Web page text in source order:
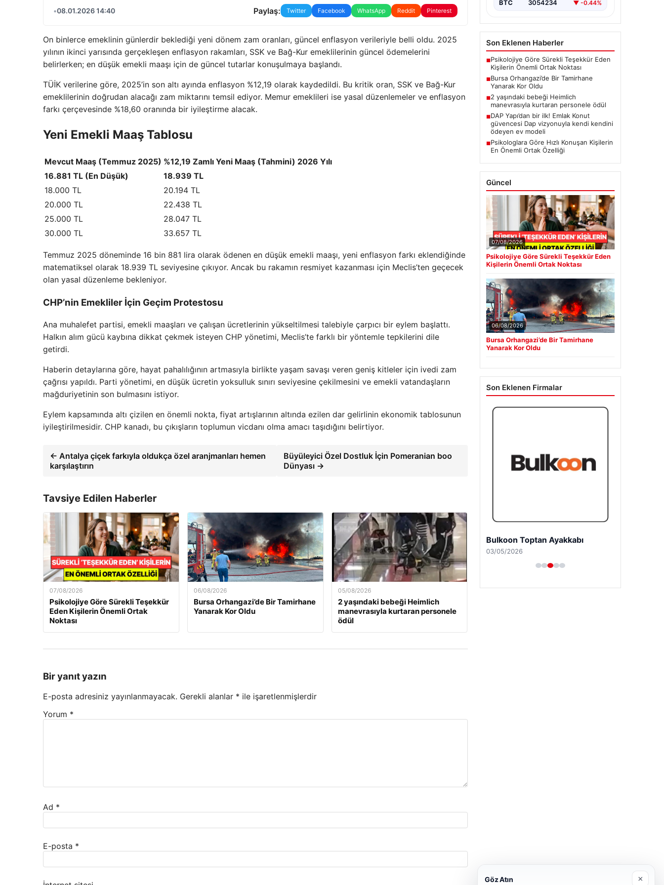
•08.01.2026 14:40 Paylaş: Twitter Facebook WhatsApp Reddit Pinterest
On binlerce emeklinin günlerdir beklediği yeni dönem zam oranları, güncel enflasyon verileriyle belli oldu. 2025
yılının ikinci yarısında gerçekleşen enflasyon rakamları, SSK ve Bağ-Kur emeklilerinin güncel ödemelerini
belirlerken; en düşük emekli maaşı için de güncel tutarlar konuşulmaya başlandı.
TÜİK verilerine göre, 2025’in son altı ayında enflasyon %12,19 olarak kaydedildi. Bu kritik oran, SSK ve Bağ-Kur
emeklilerinin doğrudan alacağı zam miktarını temsil ediyor. Memur emeklileri ise yasal düzenlemeler ve enflasyon
farkı çerçevesinde %18,60 oranında bir iyileştirme alacak.
Yeni Emekli Maaş Tablosu
Mevcut Maaş (Temmuz 2025) %12,19 Zamlı Yeni Maaş (Tahmini) 2026 Yılı
16.881 TL (En Düşük)
18.939 TL
18.000 TL
20.194 TL
20.000 TL
22.438 TL
25.000 TL
28.047 TL
30.000 TL
33.657 TL
Temmuz 2025 döneminde 16 bin 881 lira olarak ödenen en düşük emekli maaşı, yeni enflasyon farkı eklendiğinde
matematiksel olarak 18.939 TL seviyesine çıkıyor. Ancak bu rakamın resmiyet kazanması için Meclis’ten geçecek
olan yasal düzenleme bekleniyor.
CHP’nin Emekliler İçin Geçim Protestosu
Ana muhalefet partisi, emekli maaşları ve çalışan ücretlerinin yükseltilmesi talebiyle çarpıcı bir eylem başlattı.
Halkın alım gücü kaybına dikkat çekmek isteyen CHP yönetimi, Meclis’te farklı bir yöntemle tepkilerini dile
getirdi.
Haberin detaylarına göre, hayat pahalılığının artmasıyla birlikte yaşam savaşı veren geniş kitleler için ivedi zam
çağrısı yapıldı. Parti yönetimi, en düşük ücretin yoksulluk sınırı seviyesine çekilmesini ve emekli vatandaşların
mağduriyetinin son bulmasını istiyor.
Eylem kapsamında altı çizilen en önemli nokta, fiyat artışlarının altında ezilen dar gelirlinin ekonomik tablosunun
iyileştirilmesidir. CHP kanadı, bu çıkışların toplumun vicdanı olma amacı taşıdığını belirtiyor.
← Antalya çiçek farkıyla oldukça özel aranjmanları hemen
karşılaştırın
Büyüleyici Özel Dostluk İçin Pomeranian boo
Dünyası →
Tavsiye Edilen Haberler
07/08/2026
Psikolojiye Göre Sürekli Teşekkür
Eden Kişilerin Önemli Ortak
Noktası
06/08/2026
Bursa Orhangazi’de Bir Tamirhane
Yanarak Kor Oldu
05/08/2026
2 yaşındaki bebeği Heimlich
manevrasıyla kurtaran personele
ödül
Bir yanıt yazın
E-posta adresiniz yayınlanmayacak. Gerekli alanlar * ile işaretlenmişlerdir
Yorum *
Ad *
E-posta *
BTC 3054234 ▼ -0.44%
Son Eklenen Haberler
■Psikolojiye Göre Sürekli Teşekkür Eden
Kişilerin Önemli Ortak Noktası
■Bursa Orhangazi’de Bir Tamirhane
Yanarak Kor Oldu
■2 yaşındaki bebeği Heimlich
manevrasıyla kurtaran personele ödül
■DAP Yapı’dan bir ilk! Emlak Konut
güvencesi Dap vizyonuyla kendi kendini
ödeyen ev modeli
■Psikologlara Göre Hızlı Konuşan Kişilerin
En Önemli Ortak Özelliği
Güncel
07/08/2026
Psikolojiye Göre Sürekli Teşekkür Eden
Kişilerin Önemli Ortak Noktası
06/08/2026
Bursa Orhangazi’de Bir Tamirhane
Yanarak Kor Oldu
Son Eklenen Firmalar
Bulkoon Toptan Ayakkabı
03/05/2026
Göz Atın ×